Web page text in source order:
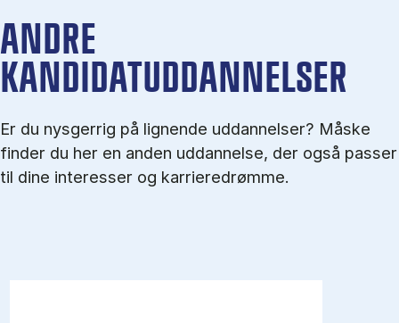
ANDRE
KANDIDATUDDANNELSER
Er du nysgerrig på lignende uddannelser? Måske
finder du her en anden uddannelse, der også passer
til dine interesser og karrieredrømme.